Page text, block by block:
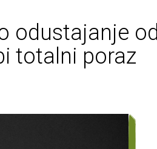
odustajanje od
totalni poraz